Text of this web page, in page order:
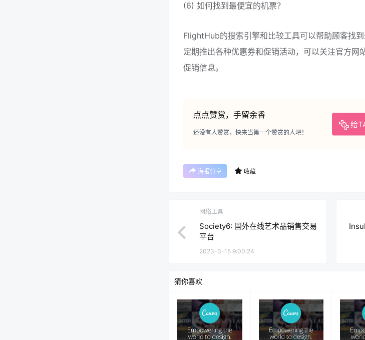
(6) 如何找到最便宜的机票？
FlightHub的搜索引擎和比较工具可以帮助顾客找
定期推出各种优惠券和促销活动，可以关注官方网
促销信息。
点点赞赏，手留余香
给
还没有人赞赏，快来当第一个赞赏的人吧！
海报分享 收藏
网络工具
Society6: 国外在线艺术品销售交易
平台
2023-3-15 9:00:24
猜你喜欢